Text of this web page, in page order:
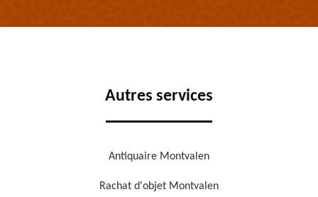
Autres services
Antiquaire Montvalen
Rachat d'objet Montvalen